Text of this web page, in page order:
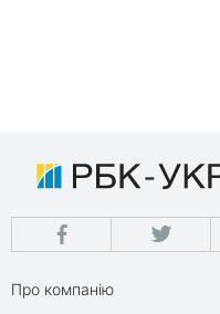
Про компанію